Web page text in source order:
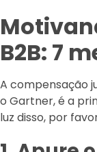
B2B: 7
A compensação
o Gartner, é a
luz disso, por